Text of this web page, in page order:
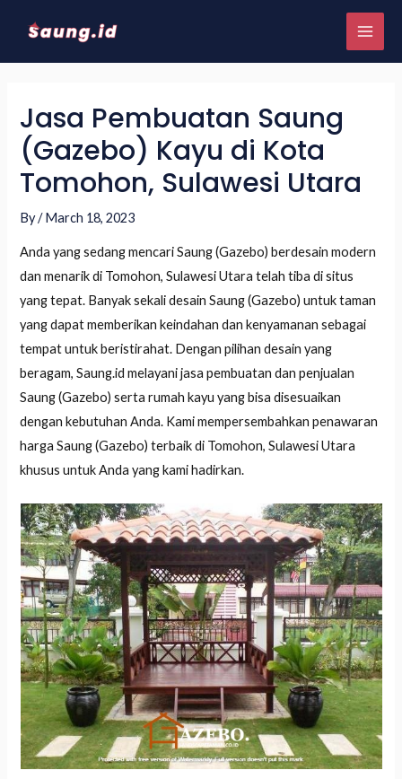
Jasa Pembuatan Saung
(Gazebo) Kayu di Kota
Tomohon, Sulawesi Utara
By/March 18, 2023
Anda yang sedang mencari Saung (Gazebo) berdesain modern
dan menarik di Tomohon, Sulawesi Utara telah tiba di situs
yang tepat. Banyak sekali desain Saung (Gazebo) untuk taman
yang dapat memberikan keindahan dan kenyamanan sebagai
tempat untuk beristirahat. Dengan pilihan desain yang
beragam, Saung.id melayani jasa pembuatan dan penjualan
Saung (Gazebo) serta rumah kayu yang bisa disesuaikan
dengan kebutuhan Anda. Kami mempersembahkan penawaran
harga Saung (Gazebo) terbaik di Tomohon, Sulawesi Utara
khusus untuk Anda yang kami hadirkan.